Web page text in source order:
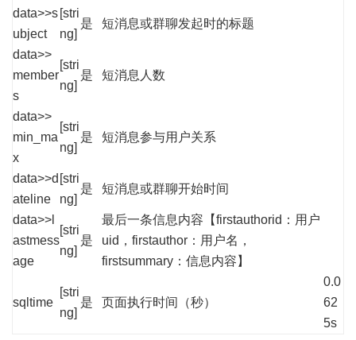
data>>s
ubject
[stri
ng]
是 短消息或群聊发起时的标题
data>>
member
s
[stri
ng]
是 短消息人数
data>>
min_ma
x
[stri
ng]
是 短消息参与用户关系
data>>d
ateline
[stri
ng]
是 短消息或群聊开始时间
data>>l
astmess
age
[stri
ng]
是
最后一条信息内容【firstauthorid：用户
uid，firstauthor：用户名，
firstsummary：信息内容】
sqltime
[stri
ng]
是 页面执行时间（秒）
0.0
62
5s